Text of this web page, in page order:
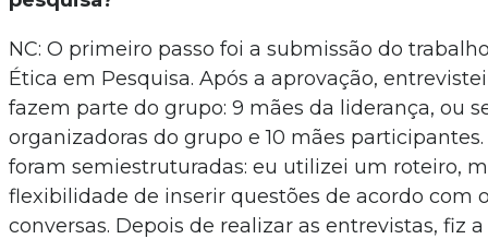
NC: O primeiro passo foi a submissão do
Ética em Pesquisa. Após a aprovação,
fazem parte do grupo: 9 mães da liderança, ou
organizadoras do grupo e 10 mães
foram semiestruturadas: eu utilizei um roteiro,
flexibilidade de inserir questões de acordo com
conversas. Depois de realizar as entrevistas, fiz